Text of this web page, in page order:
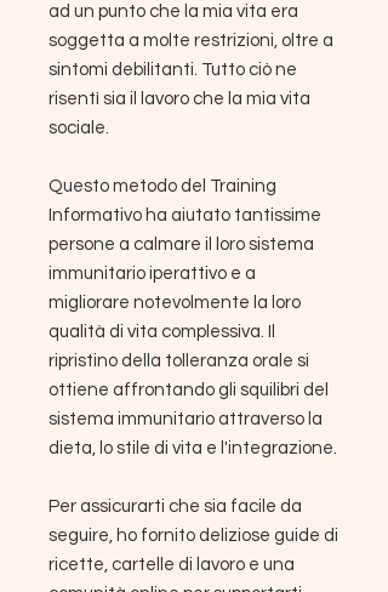
ad un punto che la mia vita era
soggetta a molte restrizioni, oltre a
sintomi debilitanti. Tutto ciò ne
risentì sia il lavoro che la mia vita
sociale.
Questo metodo del Training
Informativo ha aiutato tantissime
persone a calmare il loro sistema
immunitario iperattivo e a
migliorare notevolmente la loro
qualità di vita complessiva. Il
ripristino della tolleranza orale si
ottiene affrontando gli squilibri del
sistema immunitario attraverso la
dieta, lo stile di vita e l'integrazione.
Per assicurarti che sia facile da
seguire, ho fornito deliziose guide di
ricette, cartelle di lavoro e una